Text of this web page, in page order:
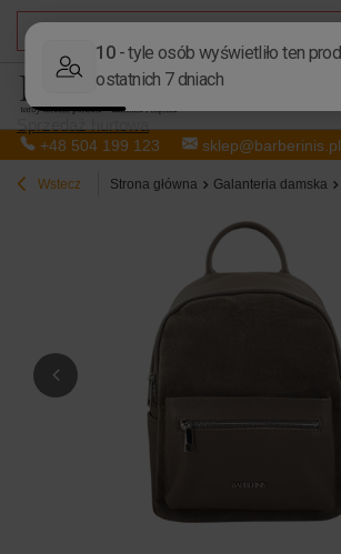
+48 504 199 123 sklep@barberinis.pl
Wstecz Strona główna Galanteria damska